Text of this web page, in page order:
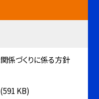
係づくりに係る方針
(591 KB)